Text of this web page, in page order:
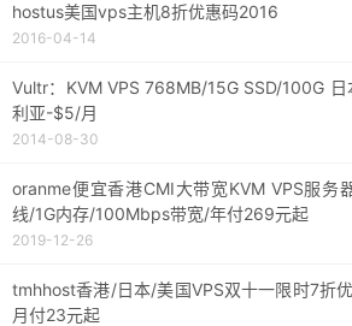
hostus美国vps主机8折优惠码2016
2016-04-14
Vultr：KVM VPS 768MB/15G SSD/100G 日本&澳大
利亚-$5/月
2014-08-30
oranme便宜香港CMI大带宽KVM VPS服务
线/1G内存/100Mbps带宽/年付269元起
2019-12-26
tmhhost香港/日本/美国VPS双十一限时7折
月付23元起